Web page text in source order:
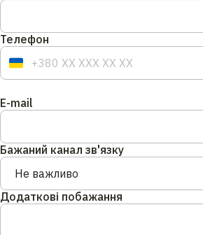
Телефон
E-mail
Бажаний канал зв'язку
Додаткові побажання